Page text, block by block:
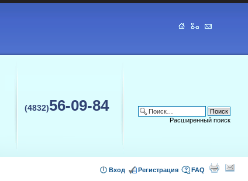
(4832)56-09-84
Расширенный поиск
FAQ
Регистрация
Вход